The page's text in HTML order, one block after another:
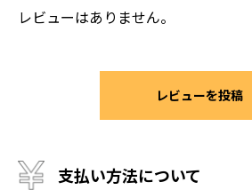
レビューはありません。
レビューを投稿
支払い方法について